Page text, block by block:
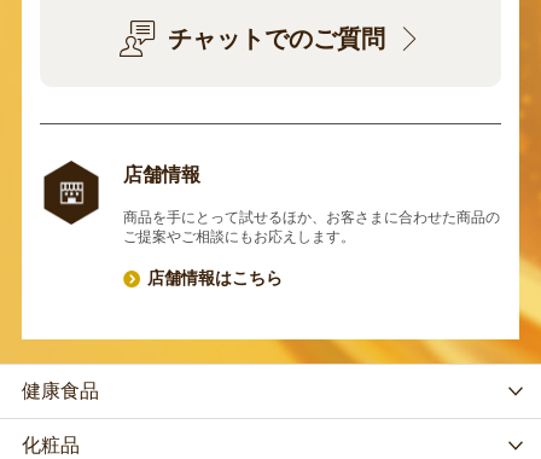
チャットでのご質問
店舗情報
商品を手にとって試せるほか、お客さまに合わせた商品の
ご提案やご相談にもお応えします。
店舗情報はこちら
健康食品
化粧品